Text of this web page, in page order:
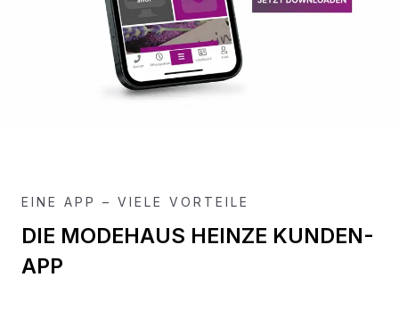
EINE APP – VIELE VORTEILE
DIE MODEHAUS HEINZE KUNDEN-
APP